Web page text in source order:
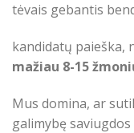
tėvais gebantis
kandidatų paieška,
mažiau 8-15
Mus domina, ar
galimybę